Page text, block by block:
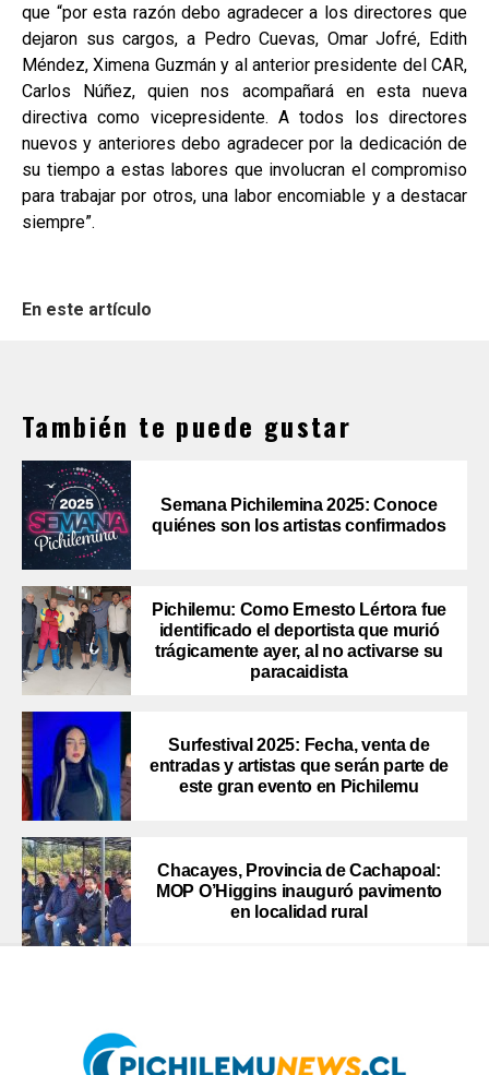
que “por esta razón debo agradecer a los directores que
dejaron sus cargos, a Pedro Cuevas, Omar Jofré, Edith
Méndez, Ximena Guzmán y al anterior presidente del CAR,
Carlos Núñez, quien nos acompañará en esta nueva
directiva como vicepresidente. A todos los directores
nuevos y anteriores debo agradecer por la dedicación de
su tiempo a estas labores que involucran el compromiso
para trabajar por otros, una labor encomiable y a destacar
siempre”.
En este artículo
También te puede gustar
Semana Pichilemina 2025: Conoce
quiénes son los artistas confirmados
Pichilemu: Como Ernesto Lértora fue
identificado el deportista que murió
trágicamente ayer, al no activarse su
paracaidista
Surfestival 2025: Fecha, venta de
entradas y artistas que serán parte de
este gran evento en Pichilemu
Chacayes, Provincia de Cachapoal:
MOP O’Higgins inauguró pavimento
en localidad rural